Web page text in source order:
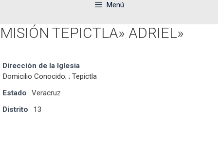
Menú
MISIÓN TEPICTLA» ADRIEL»
Dirección de la Iglesia
Domicilio Conocido; ; Tepictla
Estado
Veracruz
Distrito
13